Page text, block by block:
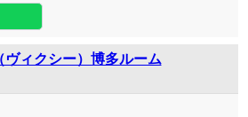
ィクシー）博多ルーム